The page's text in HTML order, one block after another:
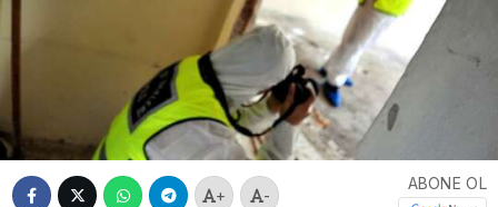
+ -
ABONE OL